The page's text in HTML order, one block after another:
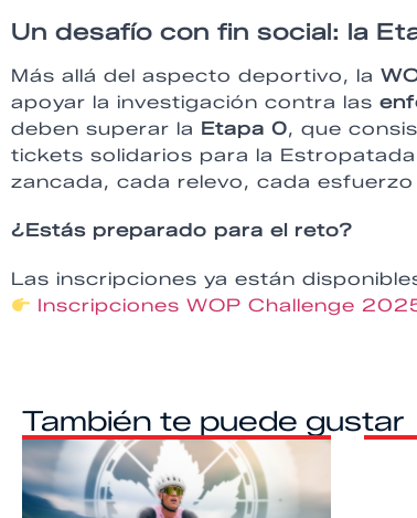
Un desafío con fin social: la
Más allá del aspecto deportivo, la
apoyar la investigación contra las
deben superar la Etapa 0, que
tickets solidarios para la
zancada, cada relevo, cada esfuerzo
¿Estás preparado para el reto?
Las inscripciones ya están
Inscripciones WOP Challenge
También te puede gustar